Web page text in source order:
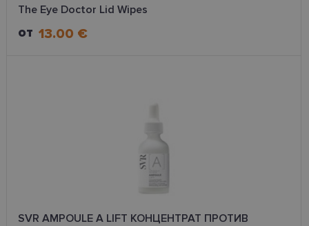
The Eye Doctor Lid Wipes
от 13.00 €
SVR AMPOULE A LIFT КОНЦЕНТРАТ ПРОТИВ